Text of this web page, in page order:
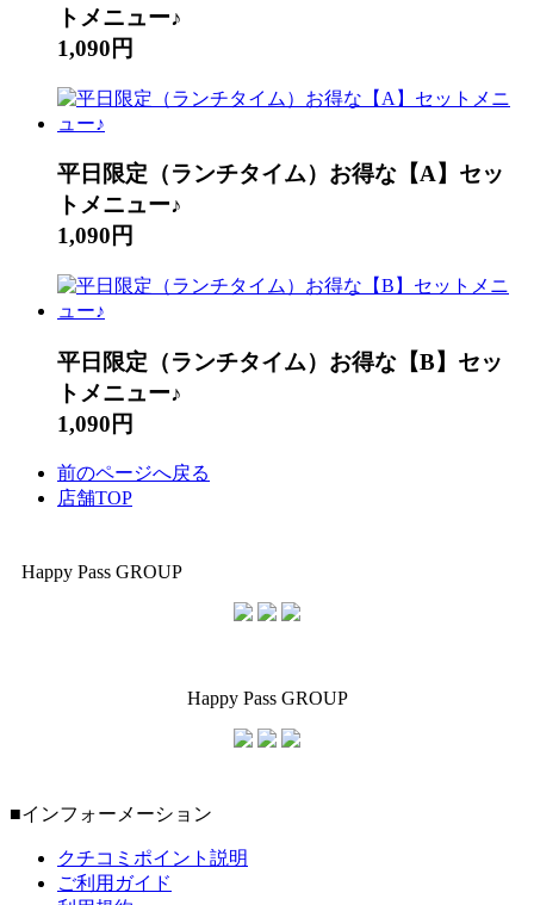
トメニュー♪
1,090円
平日限定（ランチタイム）お得な【A】セッ
トメニュー♪
1,090円
平日限定（ランチタイム）お得な【B】セッ
トメニュー♪
1,090円
前のページへ戻る
店舗TOP
Happy Pass GROUP
Happy Pass GROUP
■インフォーメーション
クチコミポイント説明
ご利用ガイド